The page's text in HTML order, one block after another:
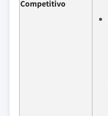
Competitivo